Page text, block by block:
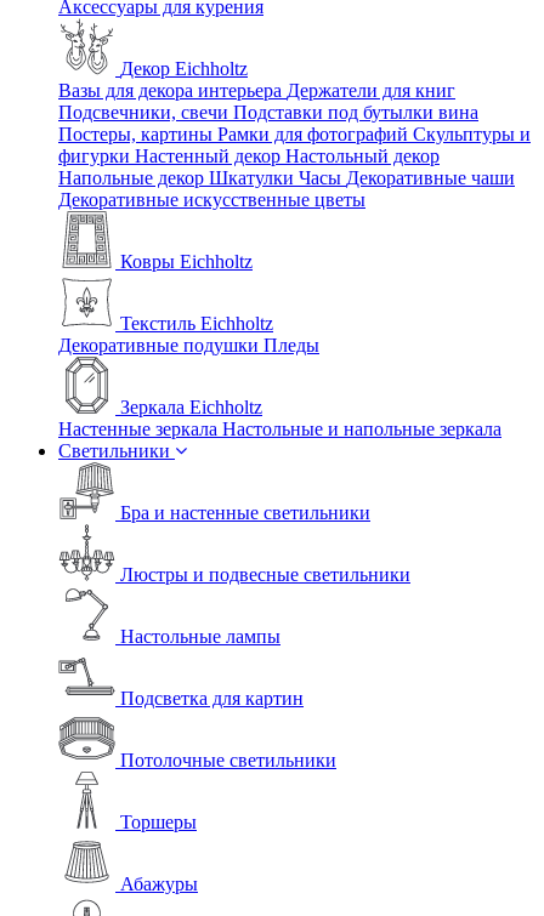
Аксессуары для курения
Декор Eichholtz
Вазы для декора интерьера Держатели для книг
Подсвечники, свечи Подставки под бутылки вина
Постеры, картины Рамки для фотографий Скульптуры и
фигурки Настенный декор Настольный декор
Напольные декор Шкатулки Часы Декоративные чаши
Декоративные искусственные цветы
Ковры Eichholtz
Текстиль Eichholtz
Декоративные подушки Пледы
Зеркала Eichholtz
Настенные зеркала Настольные и напольные зеркала
Светильники
Бра и настенные светильники
Люстры и подвесные светильники
Настольные лампы
Подсветка для картин
Потолочные светильники
Торшеры
Абажуры